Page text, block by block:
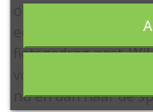
een elektrische
fietsgedrag past.
voor naar de stad,
nu en dan naar de